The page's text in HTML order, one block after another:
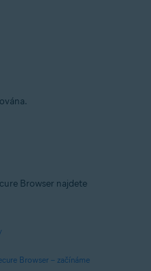
Browser najdete
Browser – začínáme